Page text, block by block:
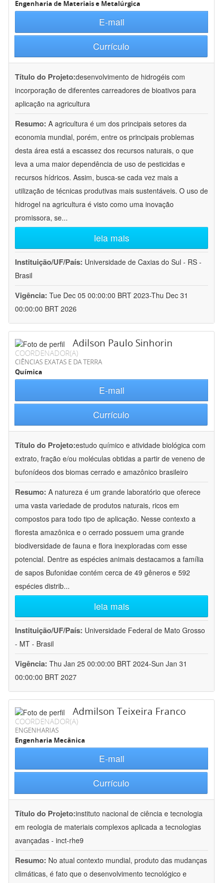
Engenharia de Materiais e Metalúrgica
E-mail
Currículo
Título do Projeto:desenvolvimento de hidrogéis com
incorporação de diferentes carreadores de bioativos para
aplicação na agricultura
Resumo: A agricultura é um dos principais setores da
economia mundial, porém, entre os principais problemas
desta área está a escassez dos recursos naturais, o que
leva a uma maior dependência de uso de pesticidas e
recursos hídricos. Assim, busca-se cada vez mais a
utilização de técnicas produtivas mais sustentáveis. O uso de
hidrogel na agricultura é visto como uma inovação
promissora, se...
leia mais
Instituição/UF/País: Universidade de Caxias do Sul - RS -
Brasil
Vigência: Tue Dec 05 00:00:00 BRT 2023-Thu Dec 31
00:00:00 BRT 2026
Adilson Paulo Sinhorin
COORDENADOR(A)
CIÊNCIAS EXATAS E DA TERRA
Química
E-mail
Currículo
Título do Projeto:estudo químico e atividade biológica com
extrato, fração e/ou moléculas obtidas a partir de veneno de
bufonídeos dos biomas cerrado e amazônico brasileiro
Resumo: A natureza é um grande laboratório que oferece
uma vasta variedade de produtos naturais, ricos em
compostos para todo tipo de aplicação. Nesse contexto a
floresta amazônica e o cerrado possuem uma grande
biodiversidade de fauna e flora inexploradas com esse
potencial. Dentre as espécies animais destacamos a família
de sapos Bufonidae contém cerca de 49 gêneros e 592
espécies distrib...
leia mais
Instituição/UF/País: Universidade Federal de Mato Grosso
- MT - Brasil
Vigência: Thu Jan 25 00:00:00 BRT 2024-Sun Jan 31
00:00:00 BRT 2027
Admilson Teixeira Franco
COORDENADOR(A)
ENGENHARIAS
Engenharia Mecânica
E-mail
Currículo
Título do Projeto:instituto nacional de ciência e tecnologia
em reologia de materiais complexos aplicada a tecnologias
avançadas - inct-rhe9
Resumo: No atual contexto mundial, produto das mudanças
climáticas, é fato que o desenvolvimento tecnológico e